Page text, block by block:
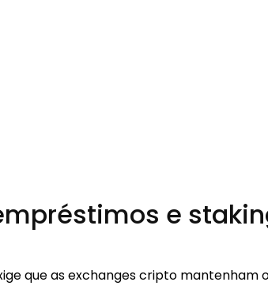
e
que as exchanges cripto mantenham